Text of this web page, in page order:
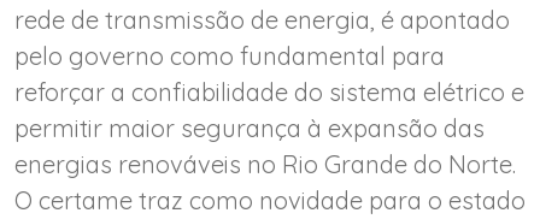
rede de transmissão de energia, é apontado
pelo governo como fundamental para
reforçar a confiabilidade do sistema elétrico e
permitir maior segurança à expansão das
energias renováveis no Rio Grande do Norte.
O certame traz como novidade para o estado